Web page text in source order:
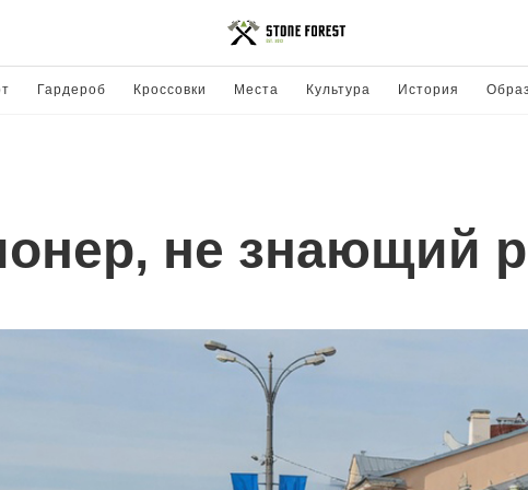
Гардероб Кроссовки Места Культура История
не знающий